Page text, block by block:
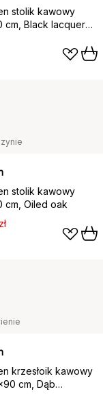
stolik kawowy
cm, Black lacquered
stolik kawowy
cm, Oiled oak
krzesłoik kawowy
cm, Dąb